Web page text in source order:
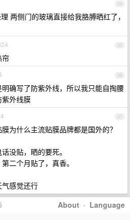
34
两侧门的玻璃直接给我胳膊晒红了，
35
36
确写了防紫外线，所以我只能自掏腰
外线膜
37
为什么主流贴膜品牌都是国外的？
没贴，晒的要死。
二个月贴了，真香。
感觉还行
About · Language